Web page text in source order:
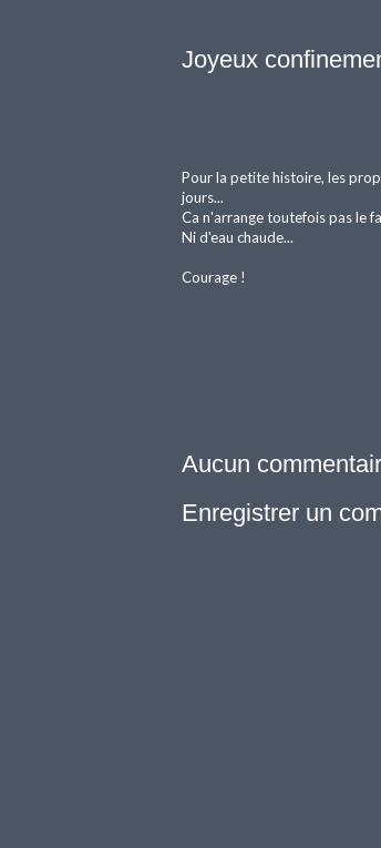
Joyeux
Pour la petite histoire, les
jours...
Ca n'arrange toutefois pas le
Ni d'eau chaude...
Courage !
Aucun
Enregistrer un